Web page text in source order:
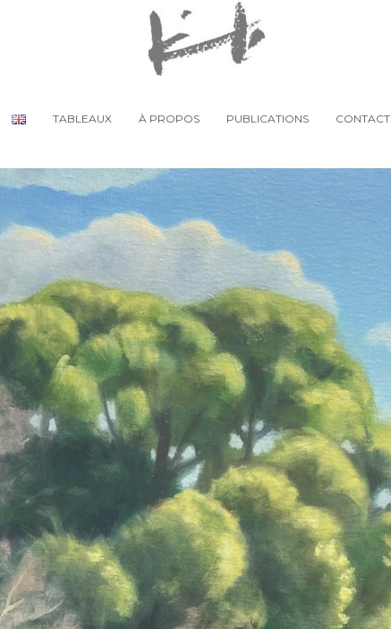
TABLEAUX À PROPOS PUBLICATIONS CONTACT